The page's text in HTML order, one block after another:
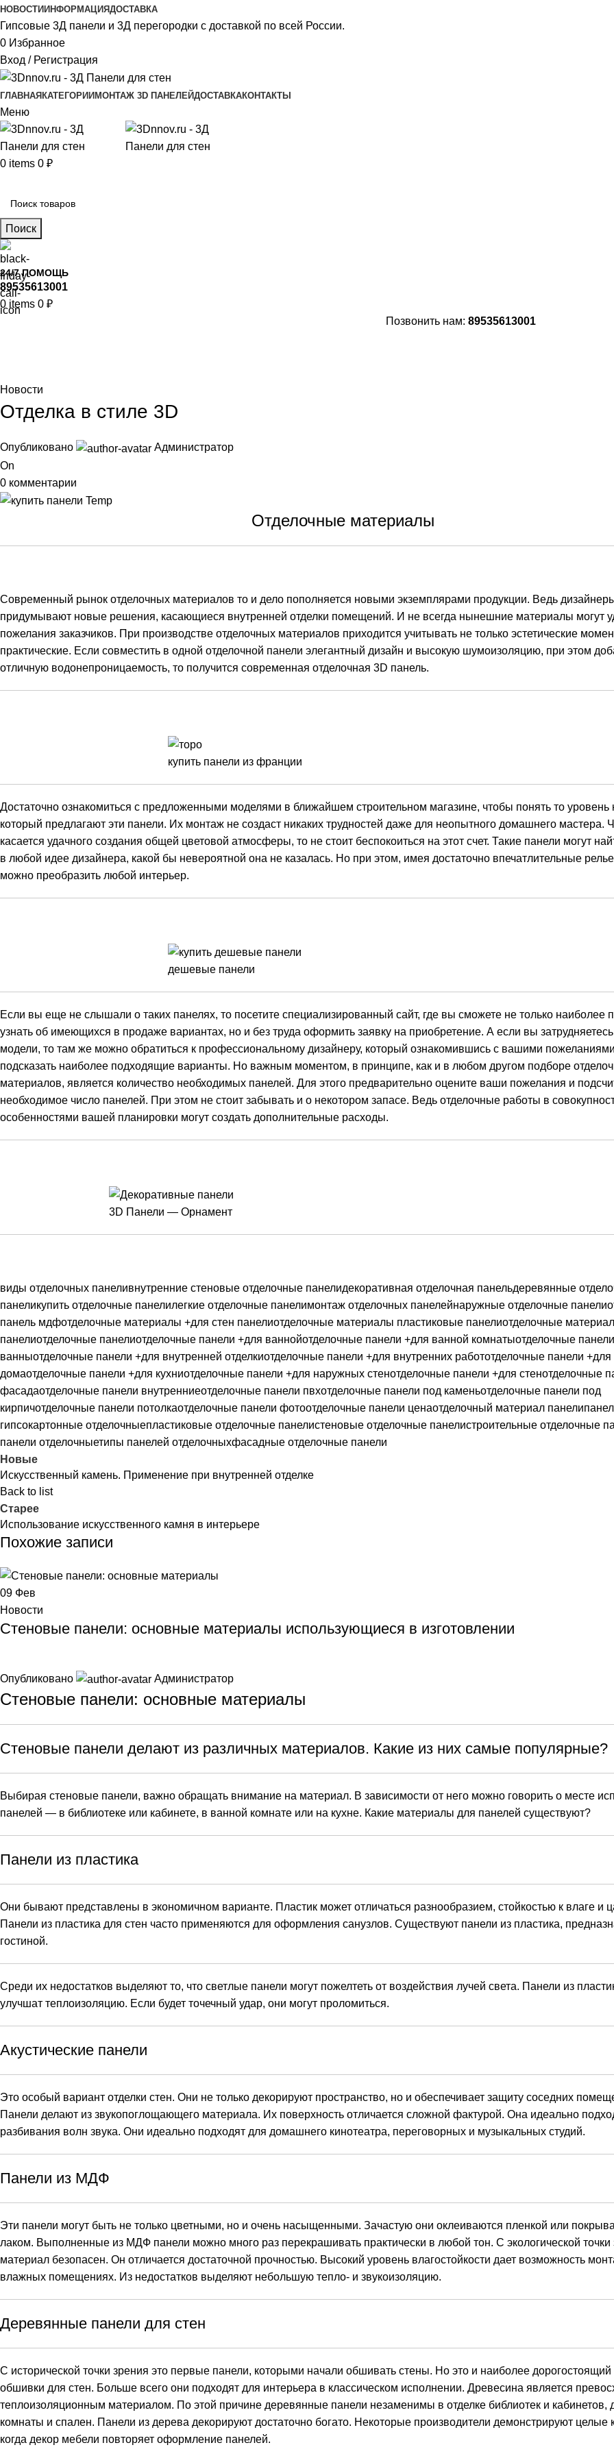
НОВОСТИ ИНФОРМАЦИЯДОСТАВКА
Гипсовые 3Д панели и 3Д перегородки с доставкой по всей России.
0 Избранное
Вход / Регистрация
ГЛАВНАЯ КАТЕГОРИИ МОНТАЖ 3D ПАНЕЛЕЙДОСТАВКАКОНТАКТЫ
Меню
0 items 0 ₽
Поиск
24/7 ПОМОЩЬ
89535613001
0 items 0 ₽
Позвонить нам: 89535613001
Новости
Отделка в стиле 3D
Опубликовано
Администратор
On
0 комментарии
Отделочные материалы
Современный рынок отделочных материалов то и дело пополняется новыми экземплярами продукции. Ведь
придумывают новые решения, касающиеся внутренней отделки помещений. И не всегда нынешние материалы могут
пожелания заказчиков. При производстве отделочных материалов приходится учитывать не только эстетические
практические. Если совместить в одной отделочной панели элегантный дизайн и высокую шумоизоляцию, при этом
отличную водонепроницаемость, то получится современная отделочная 3D панель.
купить панели из франции
Достаточно ознакомиться с предложенными моделями в ближайшем строительном магазине, чтобы понять то уровень
который предлагают эти панели. Их монтаж не создаст никаких трудностей даже для неопытного домашнего мастера.
касается удачного создания общей цветовой атмосферы, то не стоит беспокоиться на этот счет. Такие панели могут
в любой идее дизайнера, какой бы невероятной она не казалась. Но при этом, имея достаточно впечатлительные
можно преобразить любой интерьер.
дешевые панели
Если вы еще не слышали о таких панелях, то посетите специализированный сайт, где вы сможете не только наиболее
узнать об имеющихся в продаже вариантах, но и без труда оформить заявку на приобретение. А если вы
модели, то там же можно обратиться к профессиональному дизайнеру, который ознакомившись с вашими
подсказать наиболее подходящие варианты. Но важным моментом, в принципе, как и в любом другом подборе
материалов, является количество необходимых панелей. Для этого предварительно оцените ваши пожелания и
необходимое число панелей. При этом не стоит забывать и о некотором запасе. Ведь отделочные работы в
особенностями вашей планировки могут создать дополнительные расходы.
3D Панели — Орнамент
виды отделочных панеливнутренние стеновые отделочные панелидекоративная отделочная панельдеревянные
панеликупить отделочные панелилегкие отделочные панелимонтаж отделочных панелейнаружные отделочные панели
панель мдфотделочные материалы +для стен панелиотделочные материалы пластиковые панелиотделочные
панелиотделочные панелиотделочные панели +для ваннойотделочные панели +для ванной комнатыотделочные
ванныотделочные панели +для внутренней отделкиотделочные панели +для внутренних работотделочные панели +для
домаотделочные панели +для кухниотделочные панели +для наружных стенотделочные панели +для стенотделочные
фасадаотделочные панели внутренниеотделочные панели пвхотделочные панели под каменьотделочные панели под
кирпичотделочные панели потолкаотделочные панели фотоотделочные панели ценаотделочный материал панели
гипсокартонные отделочныепластиковые отделочные панелистеновые отделочные панелистроительные отделочные
панели отделочныетипы панелей отделочныхфасадные отделочные панели
Новые
Искусственный камень. Применение при внутренней отделке
Back to list
Старее
Использование искусственного камня в интерьере
Похожие записи
09 Фев
Новости
Стеновые панели: основные материалы использующиеся в изготовлении
Опубликовано Администратор
Стеновые панели: основные материалы
Стеновые панели делают из различных материалов. Какие из них самые популярные?
Выбирая стеновые панели, важно обращать внимание на материал. В зависимости от него можно говорить о месте
панелей — в библиотеке или кабинете, в ванной комнате или на кухне. Какие материалы для панелей существуют?
Панели из пластика
Они бывают представлены в экономичном варианте. Пластик может отличаться разнообразием, стойкостью к влаге и
Панели из пластика для стен часто применяются для оформления санузлов. Существуют панели из пластика,
гостиной.
Среди их недостатков выделяют то, что светлые панели могут пожелтеть от воздействия лучей света. Панели из
улучшат теплоизоляцию. Если будет точечный удар, они могут проломиться.
Акустические панели
Это особый вариант отделки стен. Они не только декорируют пространство, но и обеспечивает защиту соседних
Панели делают из звукопоглощающего материала. Их поверхность отличается сложной фактурой. Она идеально
разбивания волн звука. Они идеально подходят для домашнего кинотеатра, переговорных и музыкальных студий.
Панели из МДФ
Эти панели могут быть не только цветными, но и очень насыщенными. Зачастую они оклеиваются пленкой или
лаком. Выполненные из МДФ панели можно много раз перекрашивать практически в любой тон. С экологической точки
материал безопасен. Он отличается достаточной прочностью. Высокий уровень влагостойкости дает возможность
влажных помещениях. Из недостатков выделяют небольшую тепло- и звукоизоляцию.
Деревянные панели для стен
С исторической точки зрения это первые панели, которыми начали обшивать стены. Но это и наиболее дорогостоящий
обшивки для стен. Больше всего они подходят для интерьера в классическом исполнении. Древесина является
теплоизоляционным материалом. По этой причине деревянные панели незаменимы в отделке библиотек и кабинетов,
комнаты и спален. Панели из дерева декорируют достаточно богато. Некоторые производители демонстрируют целые
когда декор мебели повторяет оформление панелей.